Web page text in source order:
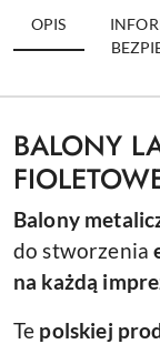
OPIS
BALONY
Balony
do stworzenia
na każdą
Te polskiej